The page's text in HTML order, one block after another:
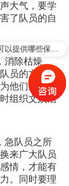
大气，要学
了队员的自
除枯燥、
员的文化程
他们进行情
组织文娱活
队员之所
来广大队员
情，才能有
。同时要理